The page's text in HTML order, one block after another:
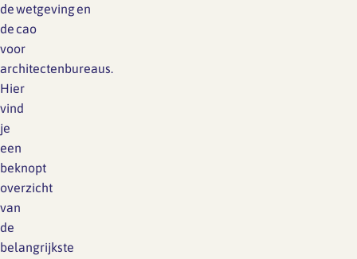
de wetgeving en
de cao
voor
architectenbureaus.
Hier
vind
je
een
beknopt
overzicht
van
de
belangrijkste